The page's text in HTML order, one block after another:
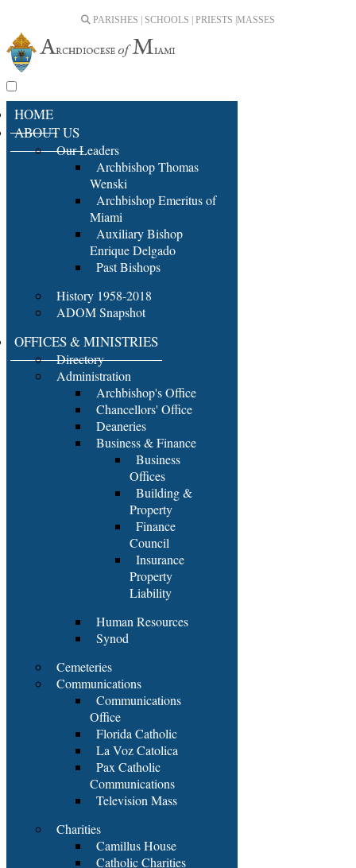
PARISHES | SCHOOLS | PRIESTS | MASSES
HOME
ABOUT US
Our Leaders
Archbishop Thomas
Wenski
Archbishop Emeritus of
Miami
Auxiliary Bishop
Enrique Delgado
Past Bishops
History 1958-2018
ADOM Snapshot
OFFICES & MINISTRIES
Directory
Administration
Archbishop's Office
Chancellors' Office
Deaneries
Business & Finance
Business
Offices
Building &
Property
Finance
Council
Insurance
Property
Liability
Human Resources
Synod
Cemeteries
Communications
Communications
Office
Florida Catholic
La Voz Catolica
Pax Catholic
Communications
Television Mass
Charities
Camillus House
Catholic Charities